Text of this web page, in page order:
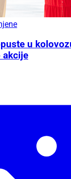
u
akcije